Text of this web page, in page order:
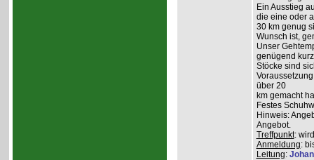
Ein Ausstieg
die eine oder
30 km genug
Wunsch ist,
Unser
genügend
Stöcke sind
über 20
km gemacht
Festes
Hinweis:
Angebot.
Treffpunkt:
Anmeldung:
Leitung: